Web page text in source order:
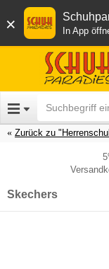
× In App
Zurück zu
Skechers